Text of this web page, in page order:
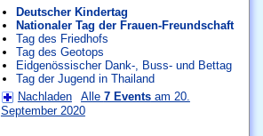
Deutscher Kindertag
Nationaler Tag der Frauen-Freundschaft
Tag des Friedhofs
Tag des Geotops
Eidgenössischer Dank-, Buss- und Bettag
Tag der Jugend in Thailand
Nachladen
Alle 7 Eventsam 20.
September 2020